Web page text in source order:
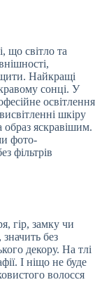
що світло та
Найкращі
сонці. У
освітлення
шкіру
яскравішим.
фото-
фільтрів
гір, замку чи
значить без
декору. На тлі
І ніщо не буде
волосся